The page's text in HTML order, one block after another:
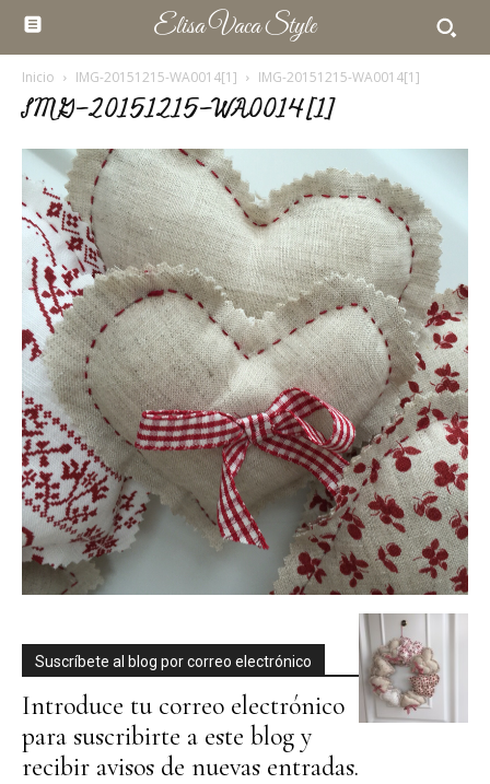
Elisa Vaca Style
Inicio IMG-20151215-WA0014[1] IMG-20151215-WA0014[1]
IMG-20151215-WA0014[1]
Suscríbete al blog por correo electrónico
Introduce tu correo electrónico
para suscribirte a este blog y
recibir avisos de nuevas entradas.